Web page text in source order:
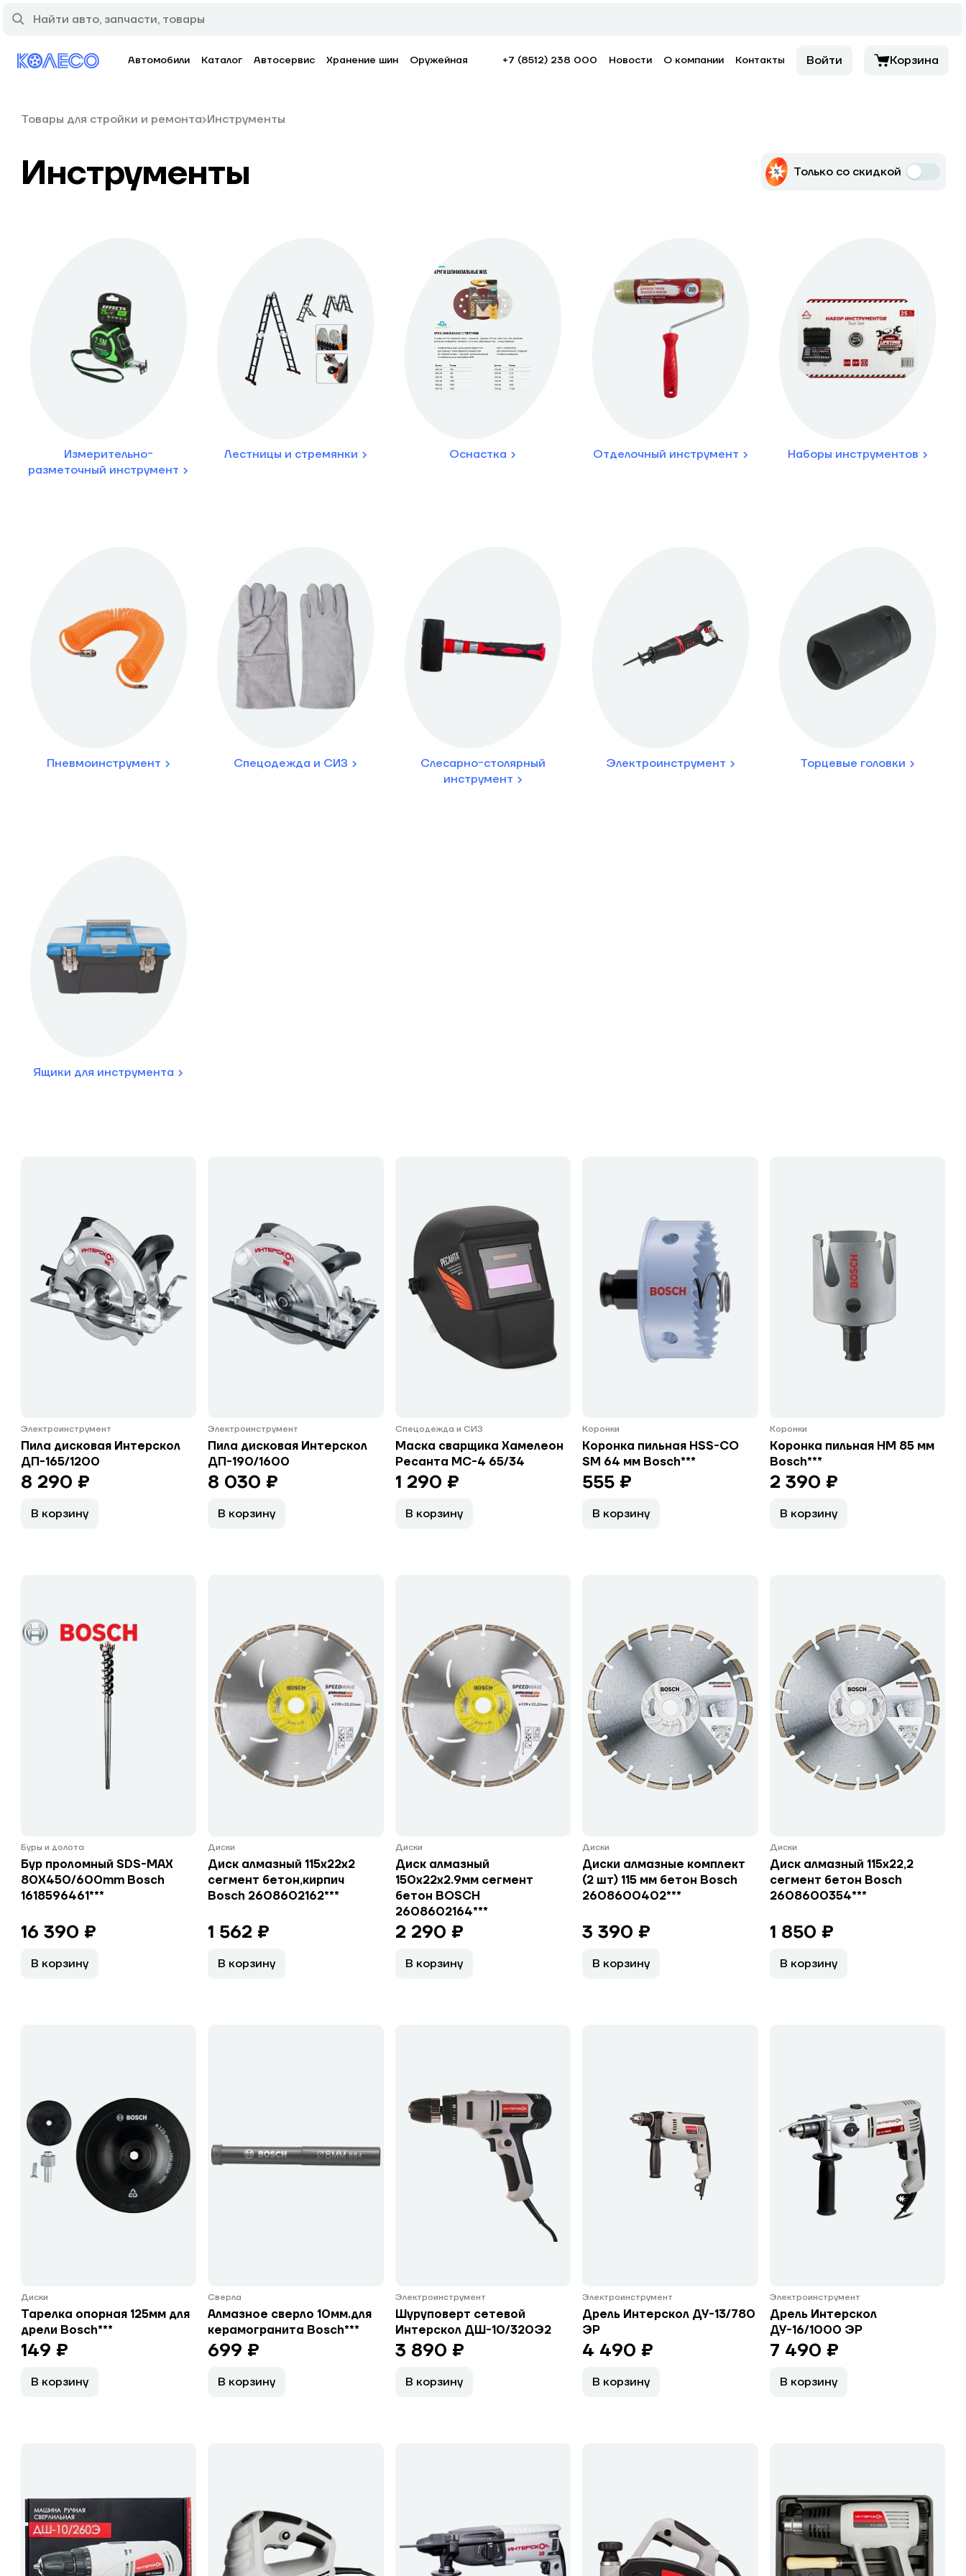
Автомобили Каталог Автосервис Хранение шин Оружейная +7 (8512) 238 000 Новости О компании Контакты Войти Корзина
Товары для стройки и ремонта Инструменты
Инструменты Только со скидкой
Измерительно-
разметочный инструмент
Лестницы и стремянки Оснастка Отделочный инструмент Наборы инструментов
Пневмоинструмент Спецодежда и СИЗ
Слесарно-столярный
инструмент
Электроинструмент Торцевые головки
Ящики для инструмента
Электроинструмент
Пила дисковая Интерскол
ДП-165/1200
8 290 ₽
В корзину
Электроинструмент
Пила дисковая Интерскол
ДП-190/1600
8 030 ₽
В корзину
Спецодежда и СИЗ
Маска сварщика Хамелеон
Ресанта МС-4 65/34
1 290 ₽
В корзину
Коронки
Коронка пильная HSS-CO
SM 64 мм Bosch***
555 ₽
В корзину
Коронки
Коронка пильная HM 85 мм
Bosch***
2 390 ₽
В корзину
Буры и долота
Бур проломный SDS-MAX
80Х450/600mm Bosch
1618596461***
16 390 ₽
В корзину
Диски
Диск алмазный 115х22х2
сегмент бетон,кирпич
Bosch 2608602162***
1 562 ₽
В корзину
Диски
Диск алмазный
150х22х2.9мм сегмент
бетон BOSCH
2608602164***
2 290 ₽
В корзину
Диски
Диски алмазные комплект
(2 шт) 115 мм бетон Bosch
2608600402***
3 390 ₽
В корзину
Диски
Диск алмазный 115х22,2
сегмент бетон Bosch
2608600354***
1 850 ₽
В корзину
Диски
Тарелка опорная 125мм для
дрели Bosch***
149 ₽
В корзину
Сверла
Алмазное сверло 10мм.для
керамогранита Bosch***
699 ₽
В корзину
Электроинструмент
Шуруповерт сетевой
Интерскол ДШ-10/320Э2
3 890 ₽
В корзину
Электроинструмент
Дрель Интерскол ДУ-13/780
ЭР
4 490 ₽
В корзину
Электроинструмент
Дрель Интерскол
ДУ-16/1000 ЭР
7 490 ₽
В корзину